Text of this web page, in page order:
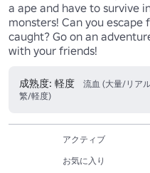
a ape and have to survive
monsters! Can you
caught? Go on an
with your friends!
成熟度: 軽度
流血 (大量/リア
繁/軽度)
アクティブ
お気に入り